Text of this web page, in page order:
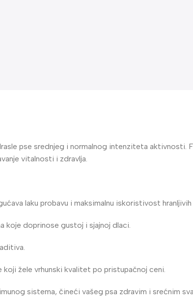
pse srednjeg i normalnog intenziteta
vitalnosti i zdravlja.
laku probavu i maksimalnu iskoristivost hranljivih
koje doprinose gustoj i sjajnoj dlaci.
koji žele vrhunski kvalitet po pristupačnoj ceni.
sistema, čineći vašeg psa zdravim i srećnim